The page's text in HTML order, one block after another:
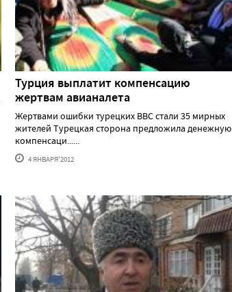
Турция выплатит компенсацию
жертвам авианалета
Жертвами ошибки турецких ВВС стали 35 мирных
жителей Турецкая сторона предложила денежную
компенсаци......
4 ЯНВАРЯ'2012